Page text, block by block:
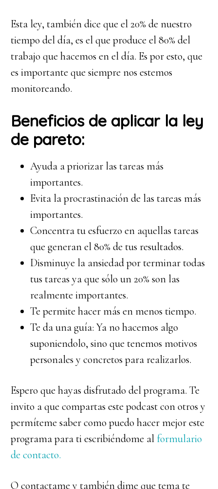
Esta ley, también dice queel 20% de nuestro
tiempo del día, es el que produce el 80% del
trabajo que hacemos en el día. Es por esto, que
es importante que siempre nos estemos
monitoreando.
Beneficios de aplicar la ley
de pareto:
Ayuda a priorizar las tareas más
importantes.
Evita la procrastinación de las tareas más
importantes.
Concentra tu esfuerzo en aquellas tareas
que generan el 80% de tus resultados.
Disminuye la ansiedad por terminar todas
tus tareas ya que sólo un 20% son las
realmente importantes.
Te permite hacer más en menos tiempo.
Te da una guía: Ya no hacemos algo
suponiendolo, sino que tenemos motivos
personales y concretos para realizarlos.
Espero que hayas disfrutado del programa. Te
invito a que compartas este podcast con otros y
permíteme saber como puedo hacer mejor este
programa para ti escribiéndome al formulario
de contacto.
O contactame y también dime que tema te